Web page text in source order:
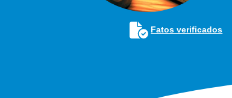
Fatos verificados